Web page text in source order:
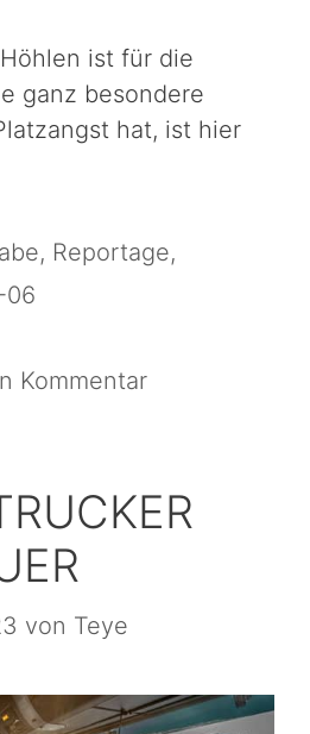
ist für die
ganz besondere
hat, ist hier
, Reportage,
06
Kommentar
von Teye